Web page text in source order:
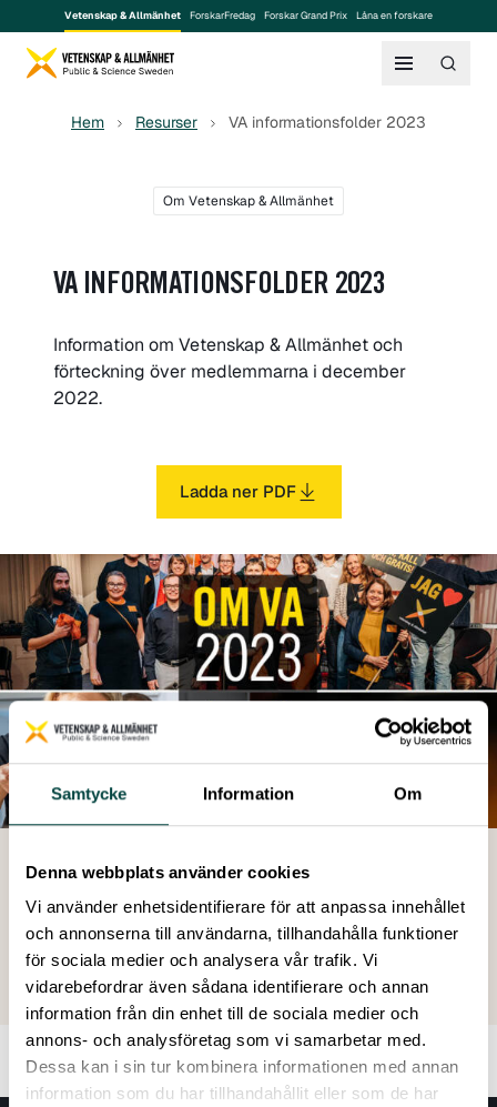
Samtycke Information Om
Denna webbplats använder cookies
Vi använder enhetsidentifierare för att anpassa innehållet
och annonserna till användarna, tillhandahålla funktioner
för sociala medier och analysera vår trafik. Vi
vidarebefordrar även sådana identifierare och annan
information från din enhet till de sociala medier och
annons- och analysföretag som vi samarbetar med.
Dessa kan i sin tur kombinera informationen med annan
information som du har tillhandahållit eller som de har
Vetenskap & Allmänhet ForskarFredag Forskar Grand Prix Låna en forskare
Hem Resurser VA informationsfolder 2023
Om Vetenskap & Allmänhet
VA INFORMATIONSFOLDER 2023
Information om Vetenskap & Allmänhet och
förteckning över medlemmarna i december
2022.
Ladda ner PDF
Senast ändrad: 04 juni 2026